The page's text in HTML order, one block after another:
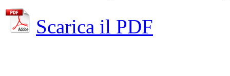
Scarica il PDF